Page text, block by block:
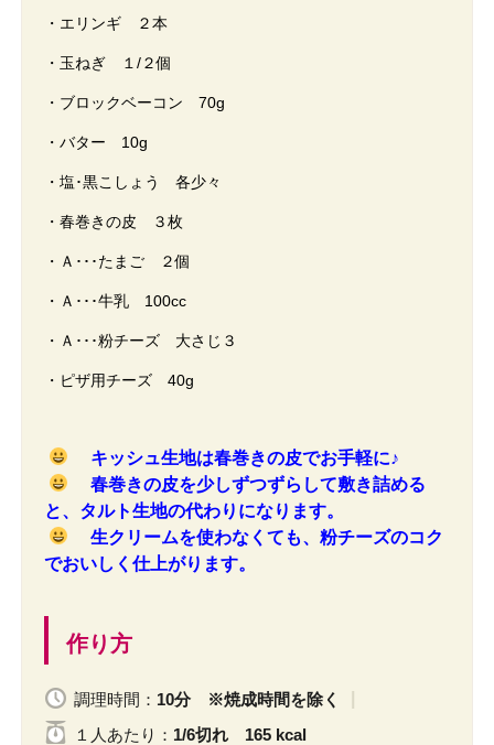
・エリンギ ２本
・玉ねぎ １/２個
・ブロックベーコン 70g
・バター 10g
・塩･黒こしょう 各少々
・春巻きの皮 ３枚
・Ａ･･･たまご ２個
・Ａ･･･牛乳 100cc
・Ａ･･･粉チーズ 大さじ３
・ピザ用チーズ 40g
キッシュ生地は春巻きの皮でお手軽に♪
春巻きの皮を少しずつずらして敷き詰める
と、タルト生地の代わりになります。
生クリームを使わなくても、粉チーズのコク
でおいしく仕上がります。
作り方
調理時間： 10分 ※焼成時間を除く
１人 あたり ： 1/6切れ 165 kcal